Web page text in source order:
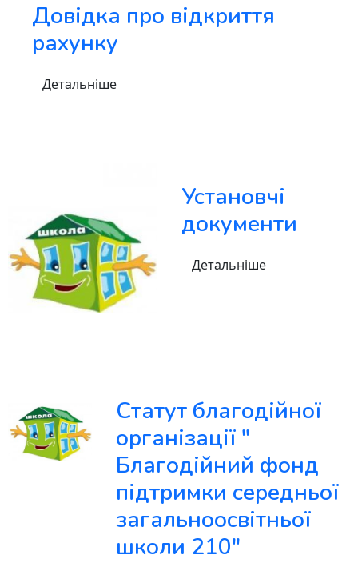
Довідка про відкриття
рахунку
Детальніше
Установчі
документи
Детальніше
Статут благодійної
організації "
Благодійний фонд
підтримки середньої
загальноосвітньої
школи 210"